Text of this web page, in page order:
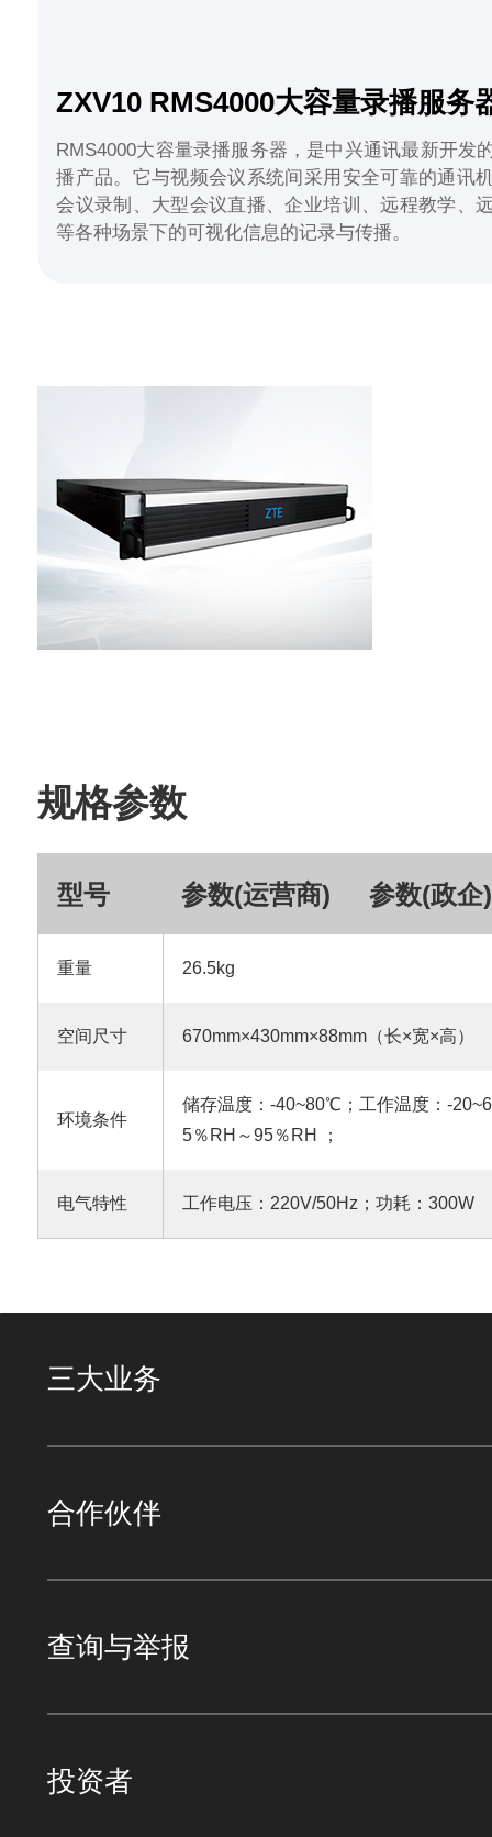
ZXV10 RMS4000大容量录播服务
RMS4000大容量录播服务器，是中兴通讯最新开发
播产品。它与视频会议系统间采用安全可靠的通讯
会议录制、大型会议直播、企业培训、远程教学、
等各种场景下的可视化信息的记录与传播。
规格参数
型号 参数(运营商) 参数(政企)
重量 26.5kg
空间尺寸 670mm×430mm×88mm（长×宽×高）
环境条件
储存温度：-40~80℃；工作温度：-
5％RH～95％RH ；
电气特性 工作电压：220V/50Hz；功耗：300W
三大业务
合作伙伴
查询与举报
投资者